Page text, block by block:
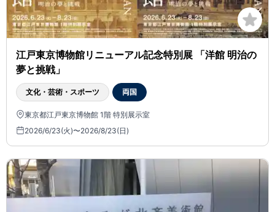
江戸東京博物館リニューアル記念特別展 「洋館 明治の
夢と挑戦」
文化・芸術・スポーツ 両国
東京都江戸東京博物館 1階 特別展示室
2026/6/23(火)〜2026/8/23(日)